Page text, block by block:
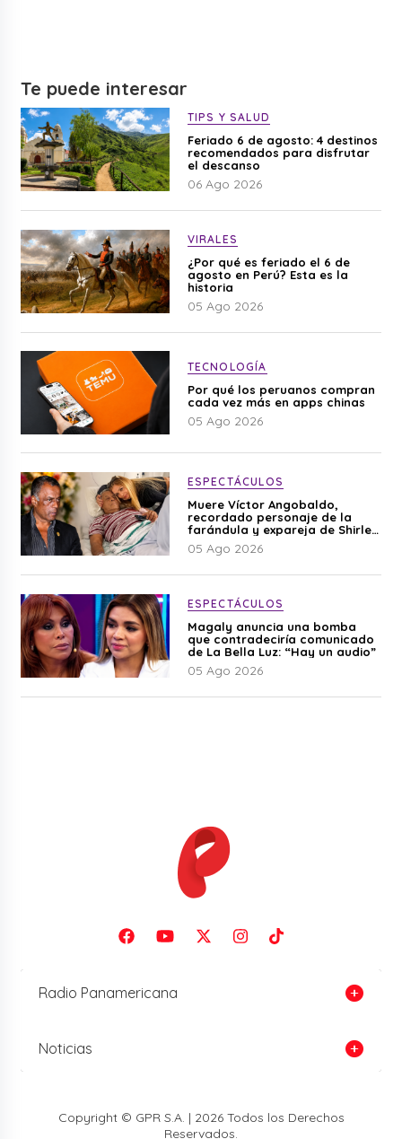
Te puede interesar
TIPS Y SALUD
Feriado 6 de agosto: 4 destinos
recomendados para disfrutar
el descanso
06 Ago 2026
VIRALES
¿Por qué es feriado el 6 de
agosto en Perú? Esta es la
historia
05 Ago 2026
TECNOLOGÍA
Por qué los peruanos compran
cada vez más en apps chinas
05 Ago 2026
ESPECTÁCULOS
Muere Víctor Angobaldo,
recordado personaje de la
farándula y expareja de Shirley
Cherres
05 Ago 2026
ESPECTÁCULOS
Magaly anuncia una bomba
que contradeciría comunicado
de La Bella Luz: “Hay un audio”
05 Ago 2026
Radio Panamericana
Noticias
Copyright © GPR S.A. | 2026 Todos los Derechos
Reservados.